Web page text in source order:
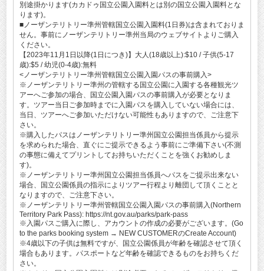
別途掛かります(カカドゥ国立公園入園料とは別の国立公園入園料とな
ります)。
■ノーザンテリトリー準州管轄国立公園入園料(1日券)は含まれておりま
せん。事前にノーザンテリトリー準州当局のウェブサイトよりご購入
ください。
【2023年11月1日以降(1日につき)】大人(18歳以上):$10 / 子供(5-17
歳):$5 / 幼児(0-4歳):無料
<ノーザンテリトリー準州管轄国立公園入園パスの事前購入>
※ノーザンテリトリー準州の管轄する国立公園に入園する各種観光ツ
アーへご参加の場合、国立公園入園パスの事前購入が必要となりま
す。ツアー当日ご参加時までに入園パスを購入していない場合には、
当日、ツアーへご参加いただけない可能性もありますので、ご注意下
さい。
※購入したパスはノーザンテリトリー準州国立公園担当係員から提示
を求められた場合、直ぐにご提示できるよう事前にご準備下さい(不測
の事態に備えてプリントしてお持ちいただくことを強くお勧めしま
す)。
※ノーザンテリトリー準州国立公園担当係員へパスをご提示出来ない
場合、国立公園係員の指示によりツアー行程より離団して頂くことと
なりますので、ご注意下さい。
※ノーザンテリトリー準州管轄国立公園入園パスの事前購入(Northern
Territory Park Pass): https://nt.gov.au/parks/park-pass
※入園パスご購入に際し、アカウントの作成の必要がございます。(Go
to the parks booking system → NEW CUSTOMERのCreate Account)
※4歳以下の子供は無料ですが、国立公園係員が年齢を確認させて頂く
場合もあります。パスポートなど年齢を確認できるものをお持ちくだ
さい。